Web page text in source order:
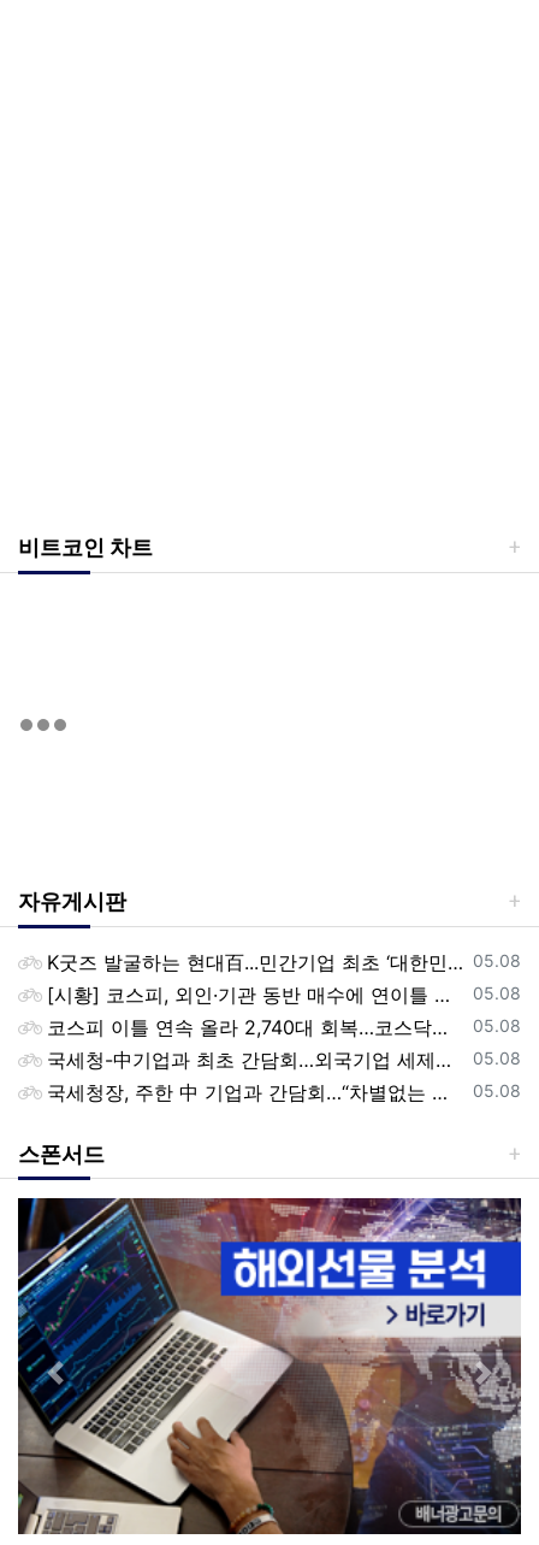
비트코인 차트
자유게시판
등록일
05.08
K굿즈 발굴하는 현대百...민간기업 최초 ‘대한민국 관광공모전’ 후원
등록일
05.08
[시황] 코스피, 외인·기관 동반 매수에 연이틀 상승…2745.05 마감
등록일
05.08
코스피 이틀 연속 올라 2,740대 회복…코스닥은 강보합(종합)
등록일
05.08
국세청-中기업과 최초 간담회…외국기업 세제혜택 등 논의
등록일
05.08
국세청장, 주한 中 기업과 간담회…“차별없는 공정과세 약속”
스폰서드
Previous Next